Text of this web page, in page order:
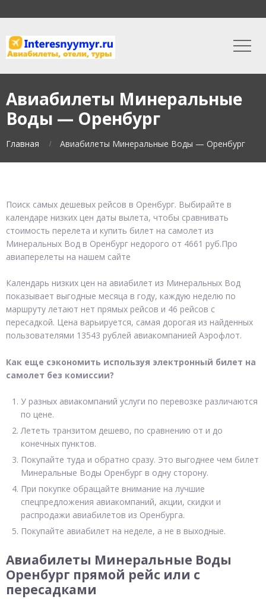
Авиабилеты Минеральные
Воды — Оренбург
Главная Авиабилеты Минеральные Воды — Оренбург
Поиск самых дешевых рейсов в Оренбург. Выбирайте в
календаре низких цен даты вылета, чтобы сравнивать
стоимость перелета и купить билет на самолет из
Минеральных Вод в Оренбург недорого от 4661 руб.Про
авиаперелеты на нашем сайте
Календарь низких цен на авиабилет из Минеральных Вод
показывает выгодные месяца в году, каждую неделю по
маршруту летают нет прямых рейсов и 46 рейсов с
пересадкой. Цена варьируется, самая дорогая из найденных
пользователями 13543 рублей авиакомпанией Аэрофлот.
Как еще сэкономить используя электронный билет на
самолет без комиссии?
У разных авиакомпаний услуги по перевозке различаются
по цене.
Лететь транзитом дешево, по сравнению от и до
конечных пунктов.
Покупайте туда и обратно сразу. Это выгоднее чем билет
Минеральные Воды Оренбург в одну сторону.
При покупке обращайте внимание на лучшие
спецпредложения авиакомпаний, акции, скидки и
распродажи авиабилетов из Оренбурга.
Покупайте авиабилет на неделе, а не в выходные.
Авиабилеты Минеральные Воды
Оренбург прямой рейс или с
пересадками